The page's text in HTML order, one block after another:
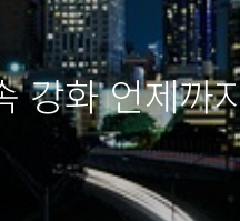
강화 언제까